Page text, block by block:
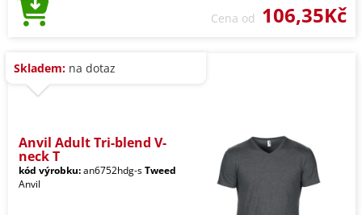
Cena od 106,35Kč
Skladem: na dotaz
Anvil Adult Tri-blend V-
neck T
kód výrobku:an6752hdg-sTweed
Anvil